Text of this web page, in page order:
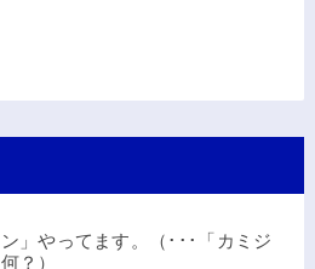
ン」やってます。（･･･「カミジ
？）